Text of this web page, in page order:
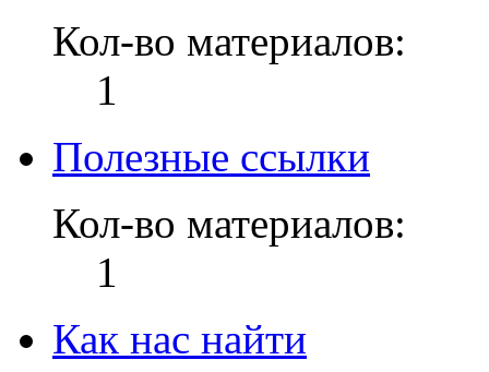
Кол-во материалов:
1
Полезные ссылки
Кол-во материалов:
1
Как нас найти